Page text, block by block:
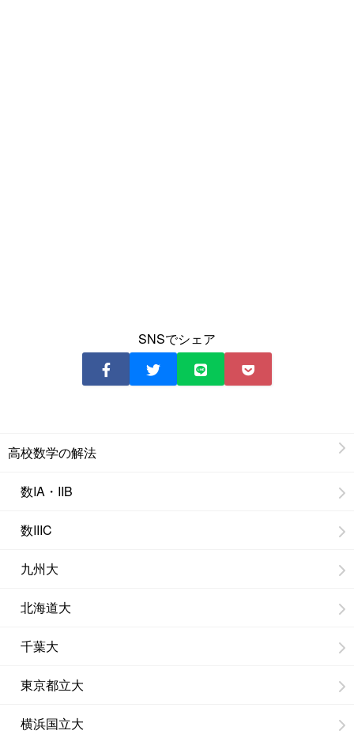
SNSでシェア
高校数学の解法
数IA・IIB
数IIIC
九州大
北海道大
千葉大
東京都立大
横浜国立大